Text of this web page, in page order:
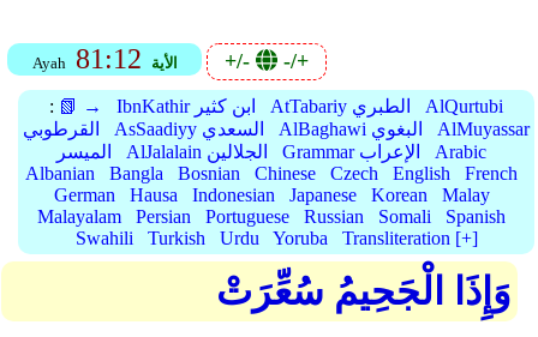
Ayah 81:12 الأية +/- -/+
: 📗 → IbnKathir ابن كثير AtTabariy الطبري
AlQurtubi
القرطوبي
AsSaadiyy السعدي AlBaghawi البغوي
AlMuyassar
الميسر
AlJalalain الجلالين Grammar الإعراب
Arabic
Albanian
Bangla Bosnian Chinese Czech English
French
German
Hausa Indonesian Japanese Korean
Malay
Malayalam
Persian Portuguese Russian Somali
Spanish
Swahili
Turkish Urdu Yoruba Transliteration [+]
وَإِذَا الْجَحِيمُ سُعِّرَتْ